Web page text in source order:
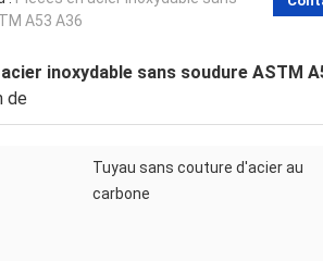
A53 A36
inoxydable sans soudure ASTM
de
Tuyau sans couture d'acier au
carbone